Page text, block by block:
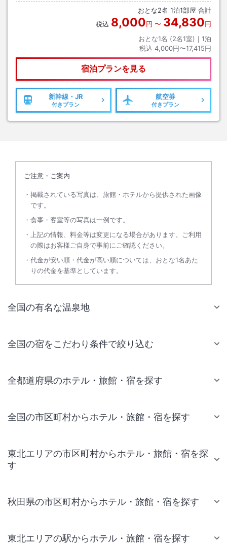
分
おとな2名 1泊1部屋 合計
税込 8,000円 〜 34,830円
おとな1名 (2名1室)｜ 1泊
税込 4,000円〜17,415円
宿泊プランを見る
新幹線・JR
付きプラン
航空券
付きプラン
ご注意・ご案内
掲載されている写真は、旅館・ホテルから提供された画像
です。
食事・客室等の写真は一例です。
上記の情報、料金等は変更になる場合があります。ご利用
の際はお客様ご自身で事前にご確認ください。
代金が安い順・代金が高い順については、おとな1名あた
りの代金を基準としています。
全国の有名な温泉地
全国の宿をこだわり条件で絞り込む
全都道府県のホテル・旅館・宿を探す
全国の市区町村からホテル・旅館・宿を探す
東北エリアの市区町村からホテル・旅館・宿を探
す
秋田県の市区町村からホテル・旅館・宿を探す
東北エリアの駅からホテル・旅館・宿を探す